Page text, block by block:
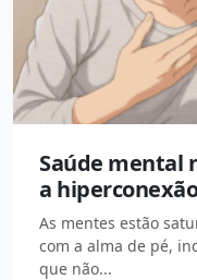
Saúde mental
a
As mentes estão
com a alma de pé,
que não...